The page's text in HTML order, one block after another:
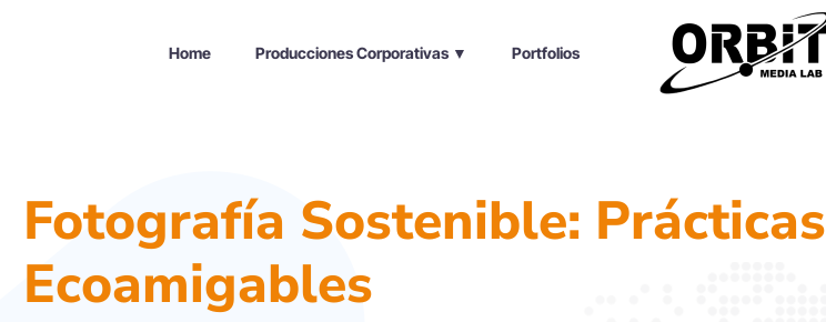
Home Producciones Corporativas ▼ Portfolios
Fotografía Sostenible: Prácticas
Ecoamigables